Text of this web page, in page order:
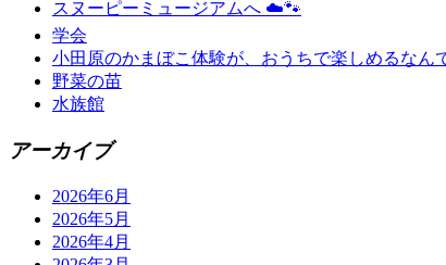
スヌーピーミュージアムへ ☁️🐾
学会
小田原のかまぼこ体験が、おうちで楽しめるなん
野菜の苗
水族館
アーカイブ
2026年6月
2026年5月
2026年4月